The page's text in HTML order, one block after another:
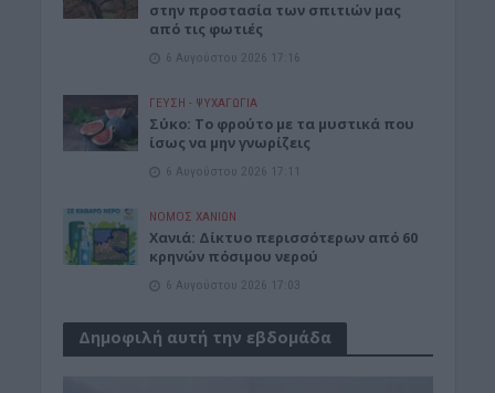
στην προστασία των σπιτιών μας
από τις φωτιές
6 Αυγούστου 2026 17:16
ΓΕΎΣΗ - ΨΥΧΑΓΩΓΊΑ
Σύκο: Το φρούτο με τα μυστικά που
ίσως να μην γνωρίζεις
6 Αυγούστου 2026 17:11
ΝΟΜΌΣ ΧΑΝΊΩΝ
Xανιά: Δίκτυο περισσότερων από 60
κρηνών πόσιμου νερού
6 Αυγούστου 2026 17:03
Δημοφιλή αυτή την εβδομάδα